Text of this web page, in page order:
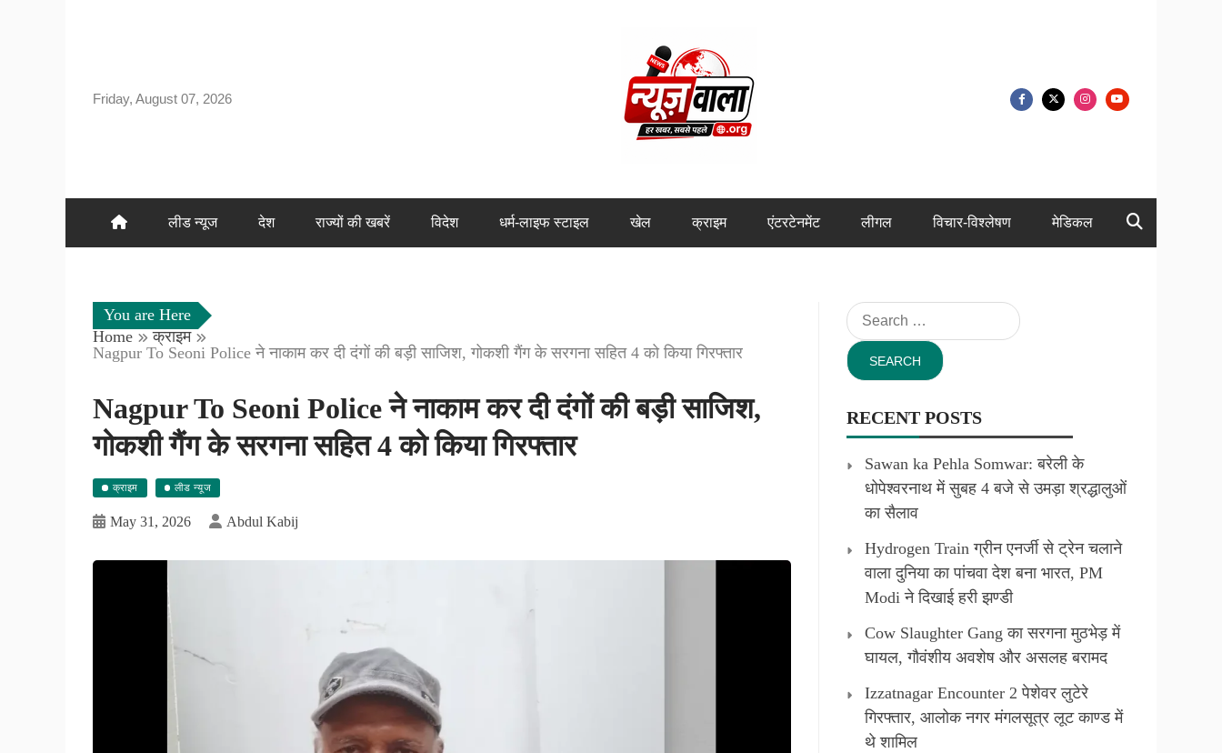
Friday, August 07, 2026
लीड न्यूज देश राज्यों की खबरें विदेश धर्म-लाइफ स्टाइल खेल क्राइम एंटरटेनमेंट लीगल विचार-विश्लेषण मेडिकल
You are Here
Home
क्राइम
Nagpur To Seoni Police ने नाकाम कर दी दंगों की बड़ी साजिश, गोकशी गैंग के सरगना सहित 4 को किया गिरफ्तार
Nagpur To Seoni Police ने नाकाम कर दी दंगों की बड़ी साजिश,
गोकशी गैंग के सरगना सहित 4 को किया गिरफ्तार
क्राइम लीड न्यूज
May 31, 2026 Abdul Kabij
Search
for:
RECENT POSTS
Sawan ka Pehla Somwar: बरेली के
धोपेश्वरनाथ में सुबह 4 बजे से उमड़ा श्रद्धालुओं
का सैलाव
Hydrogen Train ग्रीन एनर्जी से ट्रेन चलाने
वाला दुनिया का पांचवा देश बना भारत, PM
Modi ने दिखाई हरी झण्डी
Cow Slaughter Gang का सरगना मुठभेड़ में
घायल, गौवंशीय अवशेष और असलह बरामद
Izzatnagar Encounter 2 पेशेवर लुटेरे
गिरफ्तार, आलोक नगर मंगलसूत्र लूट काण्‍ड में
थे शामिल